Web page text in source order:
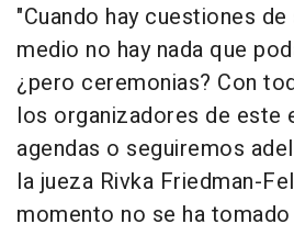
"Cuando hay cuestiones
medio no hay nada que
¿pero ceremonias? Con
los organizadores de este
agendas o seguiremos
la jueza Rivka Friedman-
momento no se ha